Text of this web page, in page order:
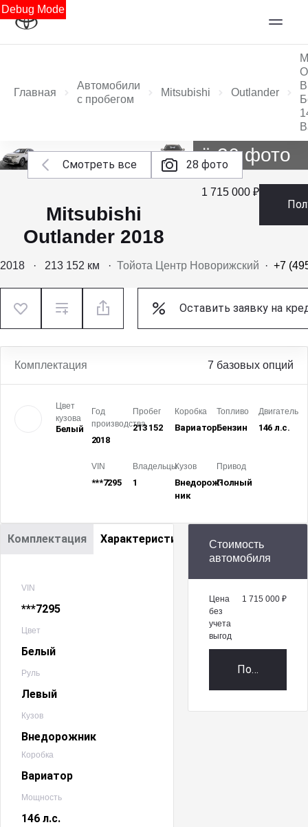
Debug Mode
Главная
Автомобили
с пробегом
Mitsubishi Outlander
Смотреть все 28 фото
Ещё 26 фото
Mitsubishi
Outlander 2018
1 715 000 ₽
2018 · 213 152 км · Тойота Центр Новорижский · +7
Оставить заявку на
Комплектация 7 базовых опций
Цвет
кузова
Белый
Год
производства
2018
Пробег
213 152
Коробка
Вариатор
Топливо
Бензин
Двигатель
146 л.с.
VIN
***7295
Владельцы
1
Кузов
Внедорож­
ник
Привод
Полный
Комплектация Характеристики
VIN
***7295
Цвет
Белый
Руль
Левый
Кузов
Внедорожник
Коробка
Вариатор
Мощность
146 л.с.
Стоимость
автомобиля
Цена
без
учета
выгод
1 715 000 ₽
Получить